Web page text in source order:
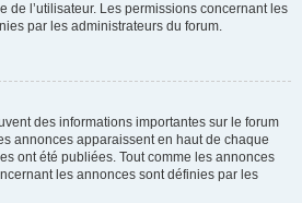
de l’utilisateur. Les permissions concernant les
par les administrateurs du forum.
des informations importantes sur le forum
annonces apparaissent en haut de chaque
ont été publiées. Tout comme les annonces
les annonces sont définies par les